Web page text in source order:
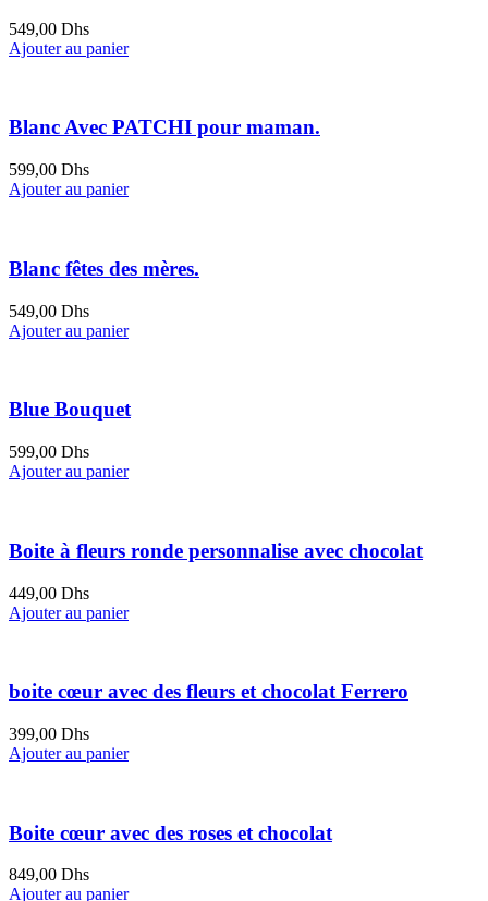
549,00 Dhs
Ajouter au panier
Blanc Avec PATCHI pour maman.
599,00 Dhs
Ajouter au panier
Blanc fêtes des mères.
549,00 Dhs
Ajouter au panier
Blue Bouquet
599,00 Dhs
Ajouter au panier
Boite à fleurs ronde personnalise avec chocolat
449,00 Dhs
Ajouter au panier
boite cœur avec des fleurs et chocolat Ferrero
399,00 Dhs
Ajouter au panier
Boite cœur avec des roses et chocolat
849,00 Dhs
Ajouter au panier